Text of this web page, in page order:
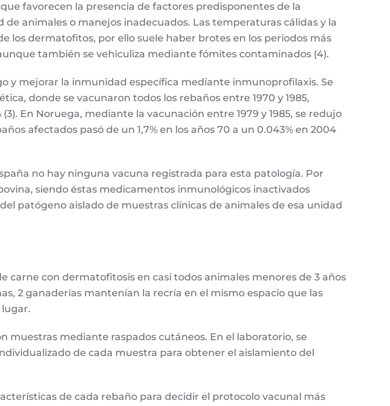
favorecen la presencia de factores predisponentes de la
animales o manejos inadecuados. Las temperaturas cálidas y la
dermatofitos, por ello suele haber brotes en los periodos más
también se vehiculiza mediante fómites contaminados (4).
y mejorar la inmunidad específica mediante inmunoprofilaxis. Se
donde se vacunaron todos los rebaños entre 1970 y 1985,
En Noruega, mediante la vacunación entre 1979 y 1985, se redujo
afectados pasó de un 1,7% en los años 70 a un 0.043% en 2004
no hay ninguna vacuna registrada para esta patología. Por
siendo éstas medicamentos inmunológicos inactivados
patógeno aislado de muestras clínicas de animales de esa unidad
carne con dermatofitosis en casi todos animales menores de 3 años
2 ganaderías mantenían la recría en el mismo espacio que las
muestras mediante raspados cutáneos. En el laboratorio, se
de cada muestra para obtener el aislamiento del
de cada rebaño para decidir el protocolo vacunal más